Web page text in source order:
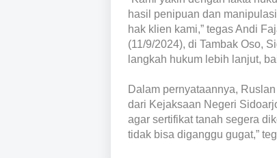
hasil penipuan dan
hak klien kami,” tegas Andi
(11/9/2024), di Tambak Oso,
langkah hukum lebih lanjut,
Dalam pernyataannya,
dari Kejaksaan Negeri
agar sertifikat tanah segera
tidak bisa diganggu gugat,”